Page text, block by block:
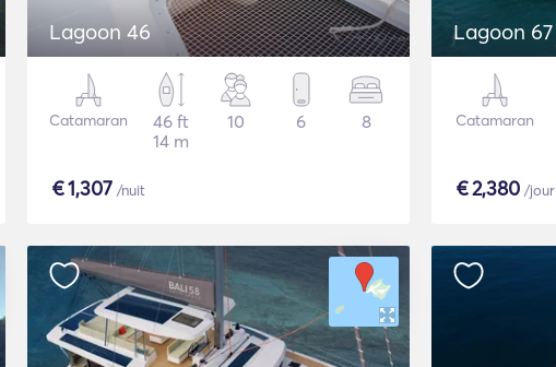
Lagoon 46
Catamaran
46 ft
14 m
10 6 8
€1,307 /nuit
Lagoon 67
Catamaran
€2,380 /jour